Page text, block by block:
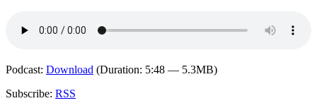
Podcast: Download (Duration: 5:48 — 5.3MB)
Subscribe: RSS